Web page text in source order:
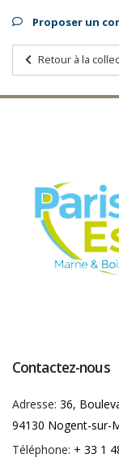
Proposer un
Retour à la
Contactez-nous
Adresse: 36,
94130 Nogent-sur-
Téléphone: + 33 1